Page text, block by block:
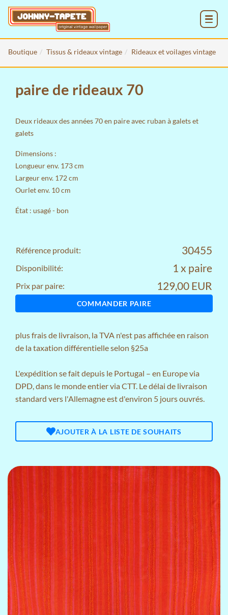
Boutique Tissus & rideaux vintage Rideaux et voilages vintage
paire de rideaux 70
Deux rideaux des années 70 en paire avec ruban à galets et
galets
Dimensions :
Longueur env. 173 cm
Largeur env. 172 cm
Ourlet env. 10 cm
État : usagé - bon
Référence produit: 30455
Disponibilité: 1 x paire
Prix par paire: 129,00 EUR
COMMANDER PAIRE
plusfrais de livraison, la TVA n'est pas affichée en raison
de la taxation différentielle selon §25a
L'expédition se fait depuis le Portugal – en Europe via
DPD, dans le monde entier via CTT. Le délai de livraison
standard vers l'Allemagne est d'environ 5 jours ouvrés.
AJOUTER À LA LISTE DE SOUHAITS